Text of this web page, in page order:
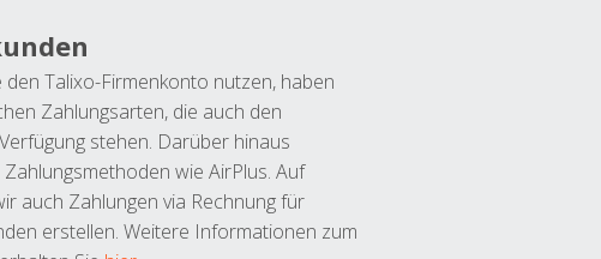
den Talixo-Firmenkonto nutzen, haben
Zahlungsarten, die auch den
stehen. Darüber hinaus
wie AirPlus. Auf
auch Zahlungen via Rechnung für
erstellen. Weitere Informationen zum